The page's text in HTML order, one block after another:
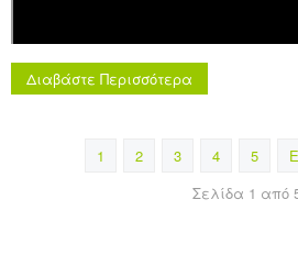
Διαβάστε Περισσότερα
1 2 3 4 5
Σελίδα 1 από